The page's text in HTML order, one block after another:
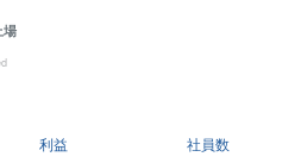
場
利益 社員数